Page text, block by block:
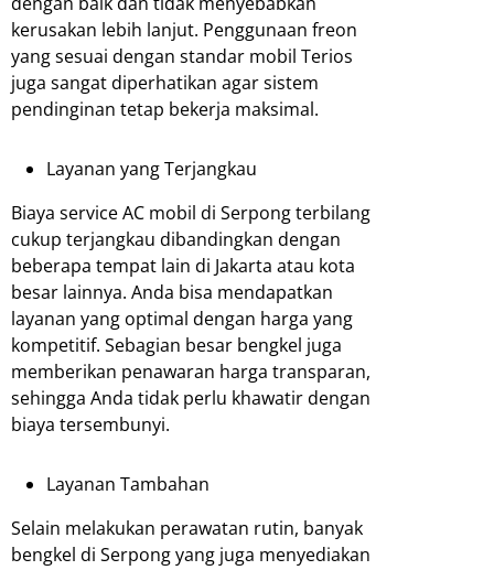
kerusakan lebih lanjut. Penggunaan freon
yang sesuai dengan standar mobil Terios
juga sangat diperhatikan agar sistem
pendinginan tetap bekerja maksimal.
Layanan yang Terjangkau
Biaya service AC mobil di Serpong terbilang
cukup terjangkau dibandingkan dengan
beberapa tempat lain di Jakarta atau kota
besar lainnya. Anda bisa mendapatkan
layanan yang optimal dengan harga yang
kompetitif. Sebagian besar bengkel juga
memberikan penawaran harga transparan,
sehingga Anda tidak perlu khawatir dengan
biaya tersembunyi.
Layanan Tambahan
Selain melakukan perawatan rutin, banyak
bengkel di Serpong yang juga menyediakan